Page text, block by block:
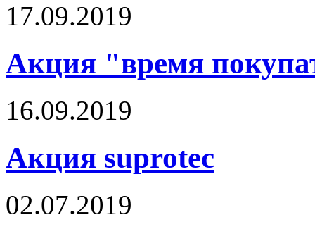
17.09.2019
Акция "время
16.09.2019
Акция suprotec
02.07.2019